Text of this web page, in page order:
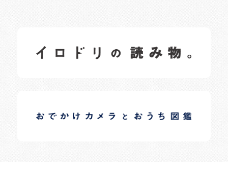
日常の様子など随時更新中です。
日常の様子など随時更新中です。